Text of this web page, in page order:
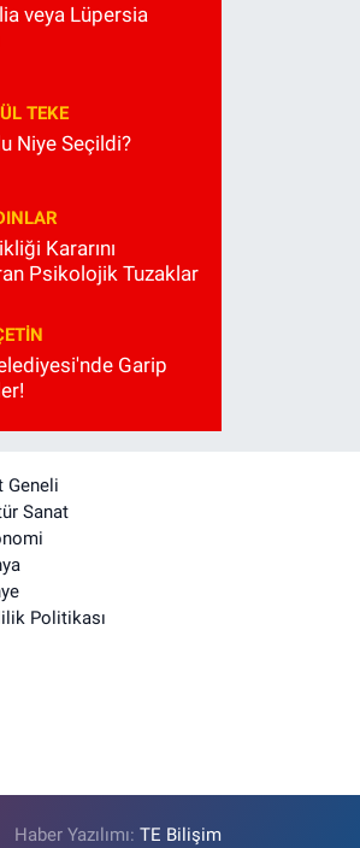
veya Lüpersia
TEKE
Niye Seçildi?
Kararını
Psikolojik Tuzaklar
Garip
Geneli
Sanat
Politikası
Haber Yazılımı:TE Bilişim